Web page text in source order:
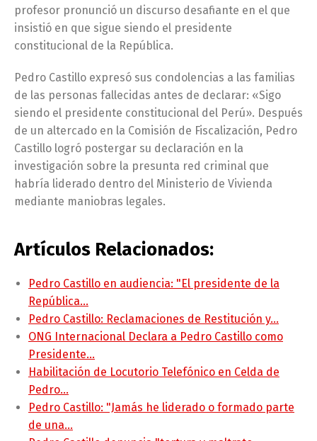
profesor pronunció un discurso desafiante en el que
insistió en que sigue siendo el presidente
constitucional de la República.
Pedro Castillo expresó sus condolencias a las familias
de las personas fallecidas antes de declarar: «Sigo
siendo el presidente constitucional del Perú». Después
de un altercado en la Comisión de Fiscalización, Pedro
Castillo logró postergar su declaración en la
investigación sobre la presunta red criminal que
habría liderado dentro del Ministerio de Vivienda
mediante maniobras legales.
Artículos Relacionados:
Pedro Castillo en audiencia: "El presidente de la
República…
Pedro Castillo: Reclamaciones de Restitución y…
ONG Internacional Declara a Pedro Castillo como
Presidente…
Habilitación de Locutorio Telefónico en Celda de
Pedro…
Pedro Castillo: "Jamás he liderado o formado parte
de una…